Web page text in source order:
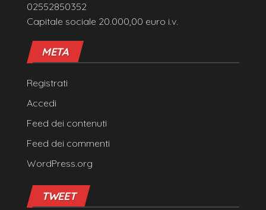
02552850352
Capitale sociale 20.000,00 euro i.v.
META
Registrati
Accedi
Feed dei contenuti
Feed dei commenti
WordPress.org
TWEET